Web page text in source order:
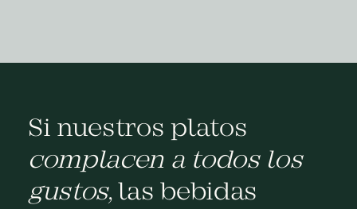
Si nuestros platos
complacen a todos los
gustos, las bebidas